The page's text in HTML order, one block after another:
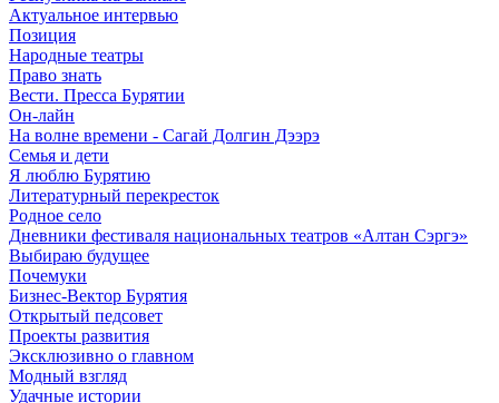
Актуальное интервью
Позиция
Народные театры
Право знать
Вести. Пресса Бурятии
Он-лайн
На волне времени - Сагай Долгин Дээрэ
Семья и дети
Я люблю Бурятию
Литературный перекресток
Родное село
Дневники фестиваля национальных театров «Алтан Сэргэ»
Выбираю будущее
Почемуки
Бизнес-Вектор Бурятия
Открытый педсовет
Проекты развития
Эксклюзивно о главном
Модный взгляд
Удачные истории